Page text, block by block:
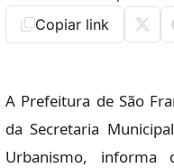
Copiar link
A Prefeitura de São
da Secretaria
Urbanismo, informa